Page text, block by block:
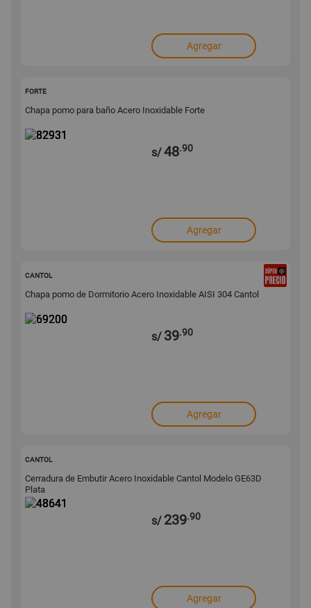
Agregar
FORTE
Chapa pomo para baño Acero Inoxidable Forte
s/48.90
Agregar
CANTOL
Chapa pomo de Dormitorio Acero Inoxidable AISI 304 Cantol
s/ 39.90
Agregar
CANTOL
Cerradura de Embutir Acero Inoxidable Cantol Modelo GE63D
Plata
s/ 239.90
Agregar